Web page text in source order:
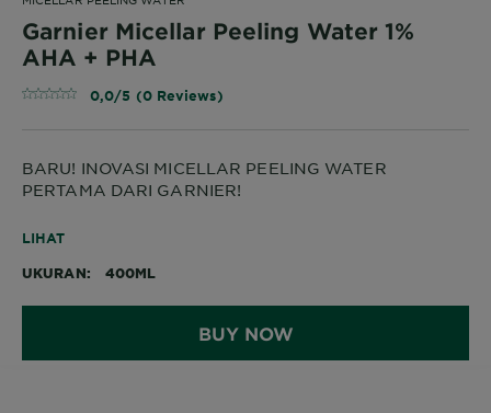
Garnier Micellar Peeling Water 1%
AHA + PHA
0,0/5 (0 Reviews)
BARU! INOVASI MICELLAR PEELING WATER
PERTAMA DARI GARNIER!
GARNIER Micellar Peeling Water menggabungkan
mengangkat kotoran, mengangkat sel kulit mati, dan
dermatologis, aman untuk kulit sensitif, aman
digunakan sehari-hari. Hypoallergenic, no perfume,
LIHAT
UKURAN 400ML
BUY NOW